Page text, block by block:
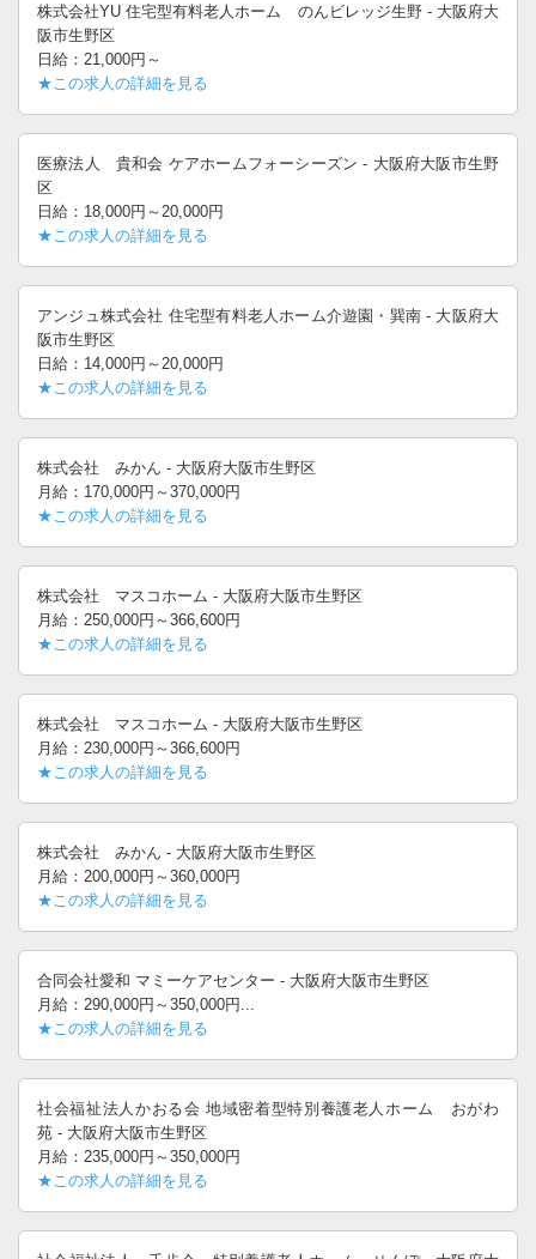
株式会社YU 住宅型有料老人ホーム のんビレッジ生野 - 大阪府大
阪市生野区
日給：21,000円～
★この求人の詳細を見る
医療法人 貴和会 ケアホームフォーシーズン - 大阪府大阪市生野
区
日給：18,000円～20,000円
★この求人の詳細を見る
アンジュ株式会社 住宅型有料老人ホーム介遊園・巽南 - 大阪府大
阪市生野区
日給：14,000円～20,000円
★この求人の詳細を見る
株式会社 みかん - 大阪府大阪市生野区
月給：170,000円～370,000円
★この求人の詳細を見る
株式会社 マスコホーム - 大阪府大阪市生野区
月給：250,000円～366,600円
★この求人の詳細を見る
株式会社 マスコホーム - 大阪府大阪市生野区
月給：230,000円～366,600円
★この求人の詳細を見る
株式会社 みかん - 大阪府大阪市生野区
月給：200,000円～360,000円
★この求人の詳細を見る
合同会社愛和 マミーケアセンター - 大阪府大阪市生野区
月給：290,000円～350,000円...
★この求人の詳細を見る
社会福祉法人かおる会 地域密着型特別養護老人ホーム おがわ
苑 - 大阪府大阪市生野区
月給：235,000円～350,000円
★この求人の詳細を見る